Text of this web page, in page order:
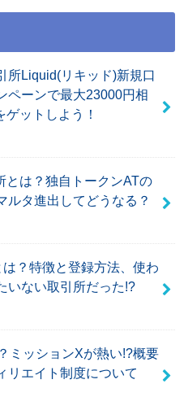
所Liquid(リキッド)新規口
ペーンで最大23000円相
ゲットしよう！
とは？独自トークンATの
ルタ進出してどうなる？
は？特徴と登録方法、使わ
いない取引所だった!?
ミッションXが熱い!?概要
リエイト制度について